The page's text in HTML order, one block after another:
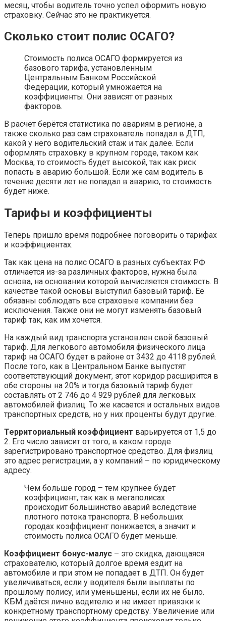
месяц, чтобы водитель точно успел оформить новую
страховку. Сейчас это не практикуется.
Сколько стоит полис ОСАГО?
Стоимость полиса ОСАГО формируется из
базового тарифа, установленным
Центральным Банком Российской
Федерации, который умножается на
коэффициенты. Они зависят от разных
факторов.
В расчёт берётся статистика по авариям в регионе, а
также сколько раз сам страхователь попадал в ДТП,
какой у него водительский стаж и так далее. Если
оформлять страховку в крупном городе, таком как
Москва, то стоимость будет высокой, так как риск
попасть в аварию большой. Если же сам водитель в
течение десяти лет не попадал в аварию, то стоимость
будет ниже.
Тарифы и коэффициенты
Теперь пришло время подробнее поговорить о тарифах
и коэффициентах.
Так как цена на полис ОСАГО в разных субъектах РФ
отличается из-за различных факторов, нужна была
основа, на основании которой вычисляется стоимость. В
качестве такой основы выступил базовый тариф. Её
обязаны соблюдать все страховые компании без
исключения. Также они не могут изменять базовый
тариф так, как им хочется.
На каждый вид транспорта установлен свой базовый
тариф. Для легкового автомобиля физического лица
тариф на ОСАГО будет в районе от 3432 до 4118 рублей.
После того, как в Центральном Банке выпустят
соответствующий документ, этот коридор расширится в
обе стороны на 20% и тогда базовый тариф будет
составлять от 2 746 до 4 929 рублей для легковых
автомобилей физлиц. То же касается и остальных видов
транспортных средств, но у них проценты будут другие.
Территориальный коэффициент варьируется от 1,5 до
2. Его число зависит от того, в каком городе
зарегистрировано транспортное средство. Для физлиц
это адрес регистрации, а у компаний – по юридическому
адресу.
Чем больше город – тем крупнее будет
коэффициент, так как в мегаполисах
происходит большинство аварий вследствие
плотного потока транспорта. В небольших
городах коэффициент понижается, а значит и
стоимость полиса ОСАГО будет меньше.
Коэффициент бонус-малус – это скидка, дающаяся
страхователю, который долгое время ездит на
автомобиле и при этом не попадает в ДТП. Он будет
увеличиваться, если у водителя были выплаты по
прошлому полису, или уменьшены, если их не было.
КБМ даётся лично водителю и не имеет привязки к
конкретному транспортному средству. Увеличение или